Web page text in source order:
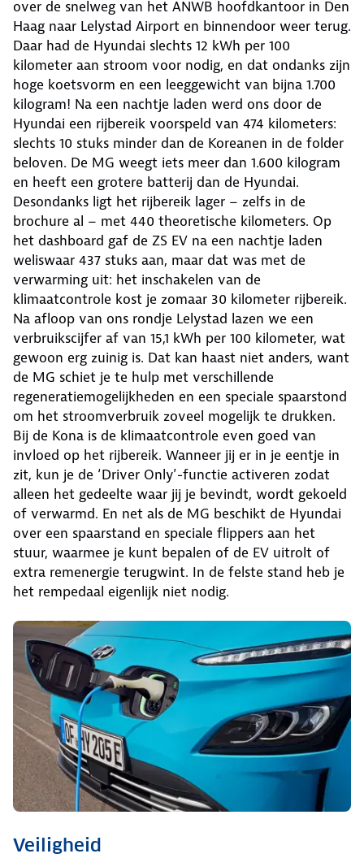
over de snelweg van het ANWB hoofdkantoor in Den
Haag naar Lelystad Airport en binnendoor weer terug.
Daar had de Hyundai slechts 12 kWh per 100
kilometer aan stroom voor nodig, en dat ondanks zijn
hoge koetsvorm en een leeggewicht van bijna 1.700
kilogram! Na een nachtje laden werd ons door de
Hyundai een rijbereik voorspeld van 474 kilometers:
slechts 10 stuks minder dan de Koreanen in de folder
beloven. De MG weegt iets meer dan 1.600 kilogram
en heeft een grotere batterij dan de Hyundai.
Desondanks ligt het rijbereik lager – zelfs in de
brochure al – met 440 theoretische kilometers. Op
het dashboard gaf de ZS EV na een nachtje laden
weliswaar 437 stuks aan, maar dat was met de
verwarming uit: het inschakelen van de
klimaatcontrole kost je zomaar 30 kilometer rijbereik.
Na afloop van ons rondje Lelystad lazen we een
verbruikscijfer af van 15,1 kWh per 100 kilometer, wat
gewoon erg zuinig is. Dat kan haast niet anders, want
de MG schiet je te hulp met verschillende
regeneratiemogelijkheden en een speciale spaarstond
om het stroomverbruik zoveel mogelijk te drukken.
Bij de Kona is de klimaatcontrole even goed van
invloed op het rijbereik. Wanneer jij er in je eentje in
zit, kun je de ‘Driver Only’-functie activeren zodat
alleen het gedeelte waar jij je bevindt, wordt gekoeld
of verwarmd. En net als de MG beschikt de Hyundai
over een spaarstand en speciale flippers aan het
stuur, waarmee je kunt bepalen of de EV uitrolt of
extra remenergie terugwint. In de felste stand heb je
het rempedaal eigenlijk niet nodig.
Veiligheid